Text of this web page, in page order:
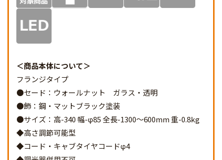
商品本体について
フランジタイプ
●セード：ウォールナット ガラス・透明
●飾：鋼・マットブラック塗装
●サイズ：高-340 幅-φ85 全長-1300～600mm 重-0.8kg
◆高さ調節可能型
◆コード・キャブタイヤコードφ4